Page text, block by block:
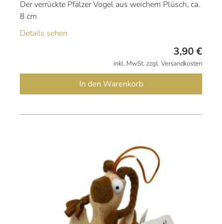
Der verrückte Pfälzer Vogel aus weichem Plüsch, ca.
8 cm
Details sehen
3,90€
inkl. MwSt. zzgl. Versandkosten
In den Warenkorb